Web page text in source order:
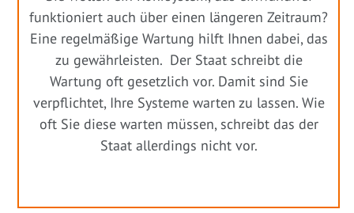
funktioniert auch über einen längeren Zeitraum?
Eine regelmäßige Wartung hilft Ihnen dabei, das
zu gewährleisten. Der Staat schreibt die
Wartung oft gesetzlich vor. Damit sind Sie
verpflichtet, Ihre Systeme warten zu lassen. Wie
oft Sie diese warten müssen, schreibt das der
Staat allerdings nicht vor.